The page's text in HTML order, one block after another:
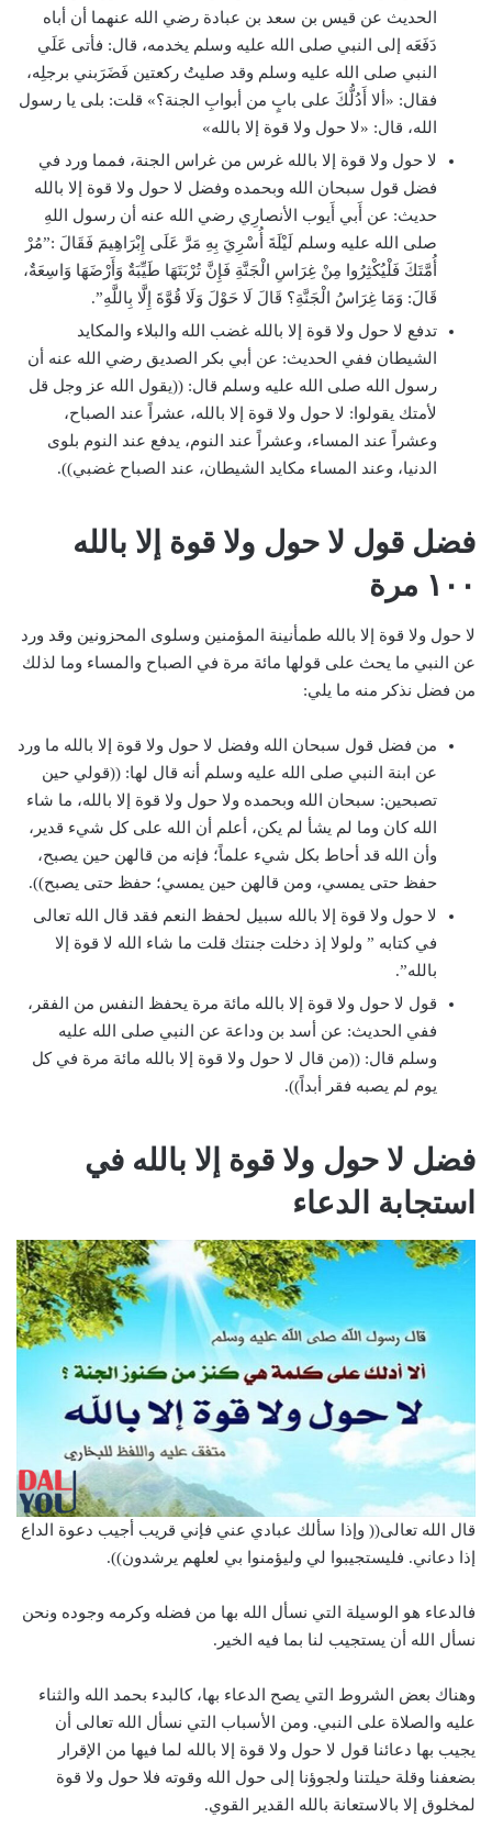
الحديث عن قيس بن سعد بن عبادة رضي الله عنهما أن أباه
دَفَعَه إلى النبي صلى الله عليه وسلم يخدمه، قال: فأتى عَلَي
النبي صلى الله عليه وسلم وقد صليتُ ركعتين فَضَرَبني برجلِه،
فقال: «ألا أَدُلُّكَ على بابٍ من أبوابِ الجنة؟» قلت: بلى يا رسول
الله، قال: «لا حول ولا قوة إلا بالله»
لا حول ولا قوة إلا بالله غرس من غراس الجنة، فمما ورد في
فضل قول سبحان الله وبحمده وفضل لا حول ولا قوة إلا بالله
حديث: عن أَبي أَيوب الأنصارِي رضي الله عنه أن رسول اللهِ
صلى الله عليه وسلم لَيْلَةَ أُسْرِيَ بِهِ مَرَّ عَلَى إِبْرَاهِيمَ فَقَالَ :”مُرْ
أُمَّتَكَ فَلْيُكْثِرُوا مِنْ غِرَاسِ الْجَنَّةِ فَإِنَّ تُرْبَتَهَا طَيِّبَةٌ وَأَرْضَهَا وَاسِعَةٌ،
قَالَ: وَمَا غِرَاسُ الْجَنَّةِ؟ قَالَ لَا حَوْلَ وَلَا قُوَّةَ إِلَّا بِاللَّهِ”.
تدفع لا حول ولا قوة إلا بالله غضب الله والبلاء والمكايد
الشيطان ففي الحديث: عن أبي بكر الصديق رضي الله عنه أن
رسول الله صلى الله عليه وسلم قال: ((يقول الله عز وجل قل
لأمتك يقولوا: لا حول ولا قوة إلا بالله، عشراً عند الصباح،
وعشراً عند المساء، وعشراً عند النوم، يدفع عند النوم بلوى
الدنيا، وعند المساء مكايد الشيطان، عند الصباح غضبي)).
فضل قول لا حول ولا قوة إلا بالله
١٠٠ مرة
لا حول ولا قوة إلا بالله طمأنينة المؤمنين وسلوى المحزونين وقد ورد
عن النبي ما يحث على قولها مائة مرة في الصباح والمساء وما لذلك
من فضل نذكر منه ما يلي:
من فضل قول سبحان الله وفضل لا حول ولا قوة إلا بالله ما ورد
عن ابنة النبي صلى الله عليه وسلم أنه قال لها: ((قولي حين
تصبحين: سبحان الله وبحمده ولا حول ولا قوة إلا بالله، ما شاء
الله كان وما لم يشأ لم يكن، أعلم أن الله على كل شيء قدير،
وأن الله قد أحاط بكل شيء علماً؛ فإنه من قالهن حين يصبح،
حفظ حتى يمسي، ومن قالهن حين يمسي؛ حفظ حتى يصبح)).
لا حول ولا قوة إلا بالله سبيل لحفظ النعم فقد قال الله تعالى
في كتابه ” ولولا إذ دخلت جنتك قلت ما شاء الله لا قوة إلا
بالله”.
قول لا حول ولا قوة إلا بالله مائة مرة يحفظ النفس من الفقر،
ففي الحديث: عن أسد بن وداعة عن النبي صلى الله عليه
وسلم قال: ((من قال لا حول ولا قوة إلا بالله مائة مرة في كل
يوم لم يصبه فقر أبداً)).
فضل لا حول ولا قوة إلا بالله في
استجابة الدعاء
قال الله تعالى(( وإذا سألك عبادي عني فإني قريب أجيب دعوة الداع
إذا دعاني. فليستجيبوا لي وليؤمنوا بي لعلهم يرشدون)).
فالدعاء هو الوسيلة التي نسأل الله بها من فضله وكرمه وجوده ونحن
نسأل الله أن يستجيب لنا بما فيه الخير.
وهناك بعض الشروط التي يصح الدعاء بها، كالبدء بحمد الله والثناء
عليه والصلاة على النبي. ومن الأسباب التي نسأل الله تعالى أن
يجيب بها دعائنا قول لا حول ولا قوة إلا بالله لما فيها من الإقرار
بضعفنا وقلة حيلتنا ولجوؤنا إلى حول الله وقوته فلا حول ولا قوة
لمخلوق إلا بالاستعانة بالله القدير القوي.